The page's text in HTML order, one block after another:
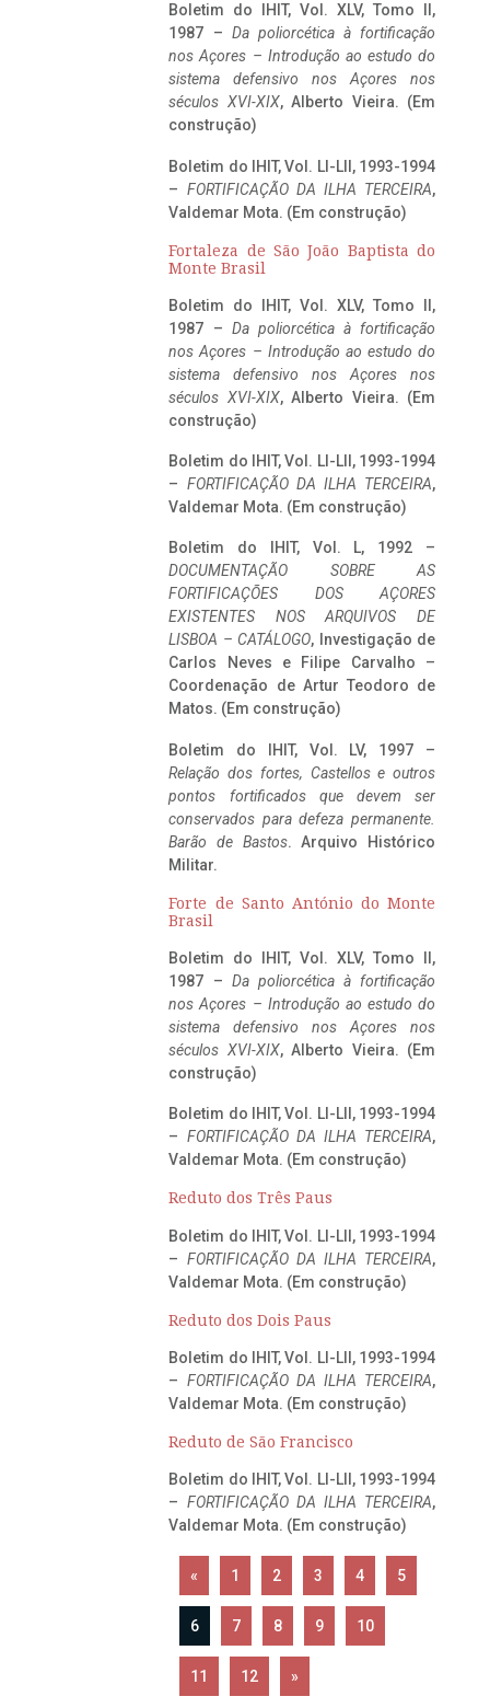
Boletim do IHIT, Vol. XLV, Tomo II,
1987 – Da poliorcética à fortificação
nos Açores – Introdução ao estudo do
sistema defensivo nos Açores nos
séculos XVI-XIX, Alberto Vieira. (Em
construção)
Boletim do IHIT, Vol. LI-LII, 1993-1994
– FORTIFICAÇÃO DA ILHA TERCEIRA,
Valdemar Mota. (Em construção)
Fortaleza de São João Baptista do
Monte Brasil
Boletim do IHIT, Vol. XLV, Tomo II,
1987 – Da poliorcética à fortificação
nos Açores – Introdução ao estudo do
sistema defensivo nos Açores nos
séculos XVI-XIX, Alberto Vieira. (Em
construção)
Boletim do IHIT, Vol. LI-LII, 1993-1994
– FORTIFICAÇÃO DA ILHA TERCEIRA,
Valdemar Mota. (Em construção)
Boletim do IHIT, Vol. L, 1992 –
DOCUMENTAÇÃO SOBRE AS
FORTIFICAÇÕES DOS AÇORES
EXISTENTES NOS ARQUIVOS DE
LISBOA – CATÁLOGO, Investigação de
Carlos Neves e Filipe Carvalho –
Coordenação de Artur Teodoro de
Matos. (Em construção)
Boletim do IHIT, Vol. LV, 1997 –
Relação dos fortes, Castellos e outros
pontos fortificados que devem ser
conservados para defeza permanente.
Barão de Bastos. Arquivo Histórico
Militar.
Forte de Santo António do Monte
Brasil
Boletim do IHIT, Vol. XLV, Tomo II,
1987 – Da poliorcética à fortificação
nos Açores – Introdução ao estudo do
sistema defensivo nos Açores nos
séculos XVI-XIX, Alberto Vieira. (Em
construção)
Boletim do IHIT, Vol. LI-LII, 1993-1994
– FORTIFICAÇÃO DA ILHA TERCEIRA,
Valdemar Mota. (Em construção)
Reduto dos Três Paus
Boletim do IHIT, Vol. LI-LII, 1993-1994
– FORTIFICAÇÃO DA ILHA TERCEIRA,
Valdemar Mota. (Em construção)
Reduto dos Dois Paus
Boletim do IHIT, Vol. LI-LII, 1993-1994
– FORTIFICAÇÃO DA ILHA TERCEIRA,
Valdemar Mota. (Em construção)
Reduto de São Francisco
Boletim do IHIT, Vol. LI-LII, 1993-1994
– FORTIFICAÇÃO DA ILHA TERCEIRA,
Valdemar Mota. (Em construção)
« 1 2 3 4 5
6 7 8 9 10
11 12 »